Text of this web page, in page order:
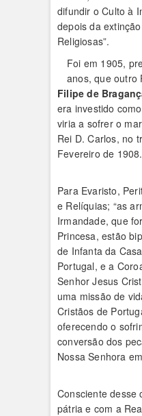
difundir o Culto à
depois da
Religiosas”.
Foi em 1905,
anos, que outro
Filipe de
era investido como
viria a sofrer o
Rei D. Carlos, no
Fevereiro de 1908.
Para Evaristo,
e Relíquias; “as
Irmandade, que
Princesa, estão
de Infanta da
Portugal, e a
Senhor Jesus
uma missão de
Cristãos de
oferecendo o
conversão dos
Nossa Senhora
Consciente desse
pátria e com a